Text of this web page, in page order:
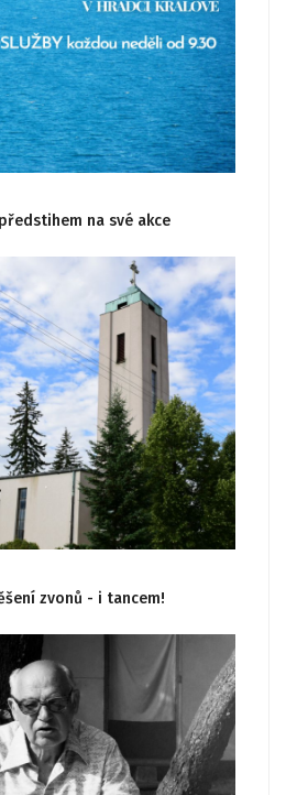
na své akce
zvonů - i tancem!